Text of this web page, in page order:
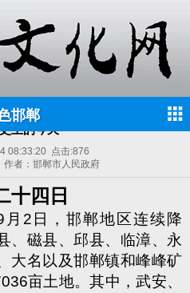
邯郸
上的今天
08:33:20 点击:876
者：邯郸市人民政府
十四日
月 2 日，邯郸地区连续降
、磁县、邱县、临漳、永
大名以及邯郸镇和峰峰矿
亩土地。其中，武安、